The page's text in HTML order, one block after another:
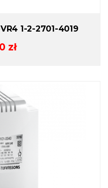
1-2-2701-4019
zł